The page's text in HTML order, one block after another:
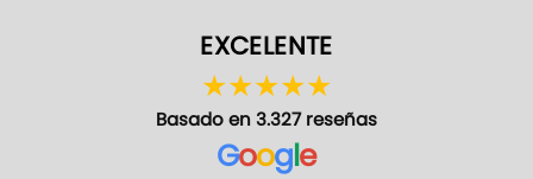
EXCELENTE
★★★★★
Basado en 3.327 reseñas
Google